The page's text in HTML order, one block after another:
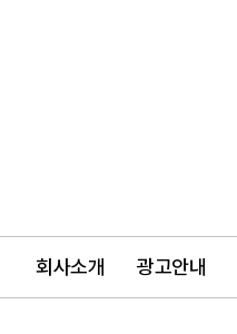
회사소개 광고안내